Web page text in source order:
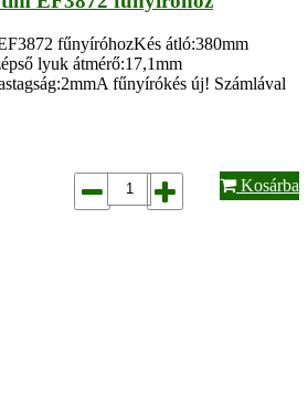
fűnyíróhozKés átló:380mm
lyuk átmérő:17,1mm
fűnyírókés új! Számlával
Kosárba